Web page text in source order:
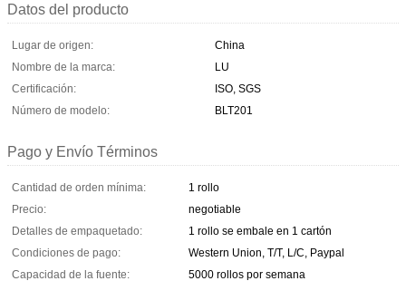
Datos del producto
Lugar de origen:
China
Nombre de la marca:
LU
Certificación:
ISO, SGS
Número de modelo:
BLT201
Pago y Envío Términos
Cantidad de orden mínima:
1 rollo
Precio:
negotiable
Detalles de empaquetado:
1 rollo se embale en 1 cartón
Condiciones de pago:
Western Union, T/T, L/C, Paypal
Capacidad de la fuente:
5000 rollos por semana